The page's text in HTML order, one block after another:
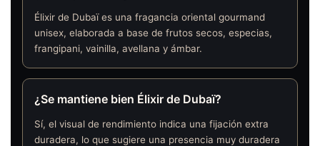
Élixir de Dubaï es una fragancia oriental gourmand
unisex, elaborada a base de frutos secos, especias,
frangipani, vainilla, avellana y ámbar.
¿Se mantiene bien Élixir de Dubaï?
Sí, el visual de rendimiento indica una fijación extra
duradera, lo que sugiere una presencia muy duradera